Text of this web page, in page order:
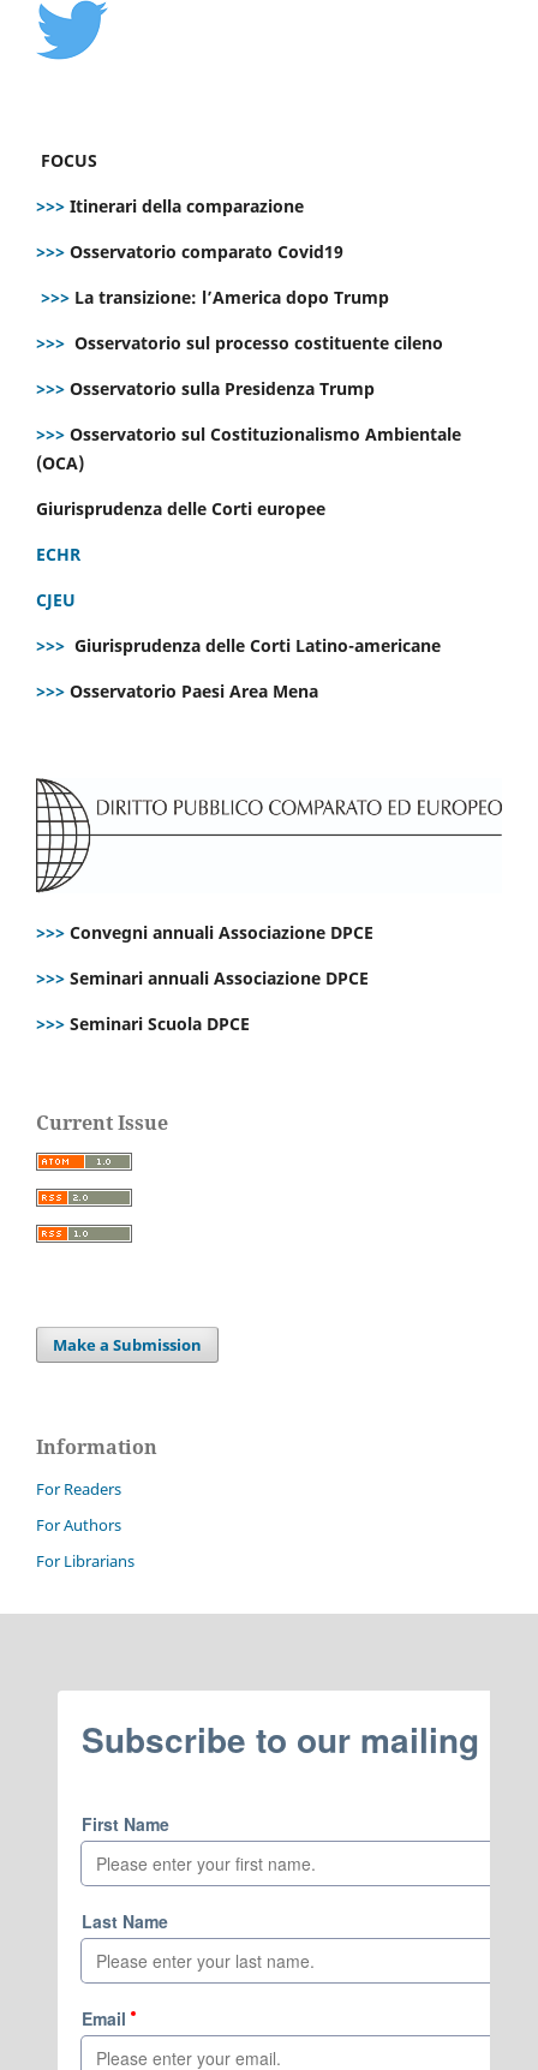
FOCUS
>>> Itinerari della comparazione
>>> Osservatorio comparato Covid19
>>> La transizione: l’America dopo Trump
>>> Osservatorio sul processo costituente cileno
>>> Osservatorio sulla Presidenza Trump
>>> Osservatorio sul Costituzionalismo Ambientale
(OCA)
Giurisprudenza delle Corti europee
ECHR
CJEU
>>> Giurisprudenza delle Corti Latino-americane
>>> Osservatorio Paesi Area Mena
>>> Convegni annuali Associazione DPCE
>>> Seminari annuali Associazione DPCE
>>> Seminari Scuola DPCE
Current Issue
Make a Submission
Information
For Readers
For Authors
For Librarians